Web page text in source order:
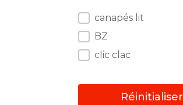
Système
canapés lit
BZ
clic clac
Réinitialiser